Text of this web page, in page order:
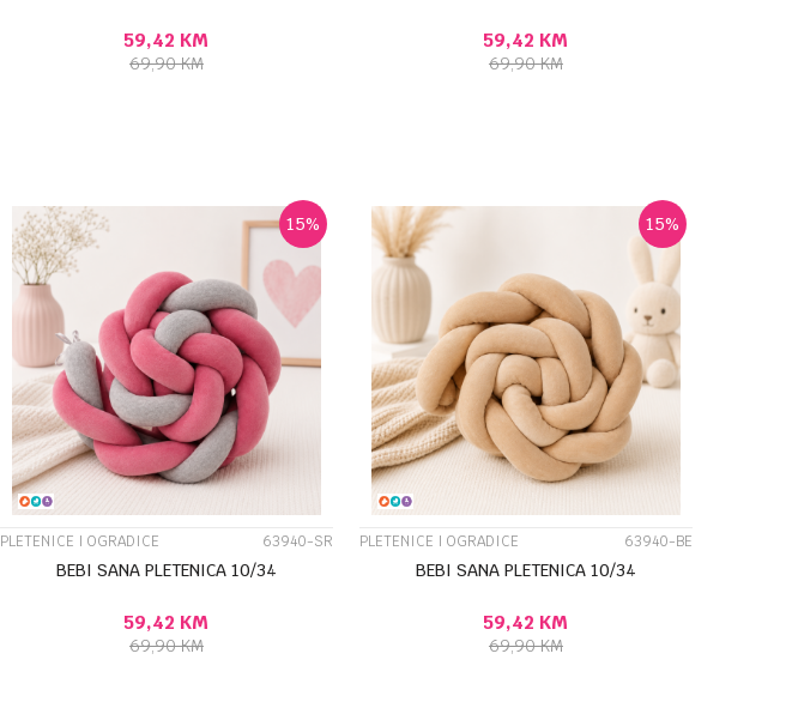
59,42 KM
69,90KM
59,42 KM
69,90KM
UPOREDI
15%
PLETENICE I OGRADICE 63940-SR
BEBI SANA PLETENICA 10/34
59,42 KM
69,90KM
UPOREDI
15%
PLETENICE I OGRADICE 63940-BE
BEBI SANA PLETENICA 10/34
59,42 KM
69,90KM